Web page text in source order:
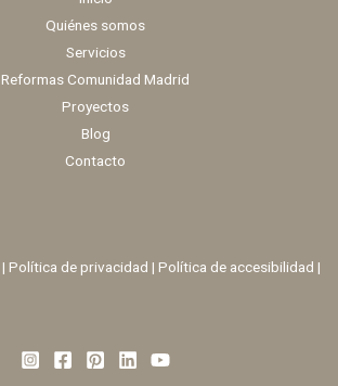
Quiénes somos
Servicios
Reformas Comunidad Madrid
Proyectos
Blog
Contacto
| Política de privacidad | Política de accesibilidad |